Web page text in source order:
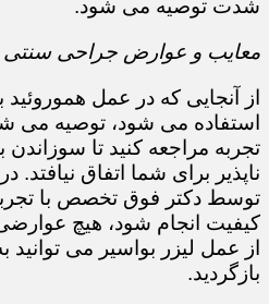
شدت توصیه می شود.
معایب و عوارض جراحی سنتی
استفاده می شود، توصیه می
تجربه مراجعه کنید تا
ناپذیر برای شما اتفاق
توسط دکتر فوق تخصص با
کیفیت انجام شود، هیچ
از عمل لیزر بواسیر می
بازگردید.